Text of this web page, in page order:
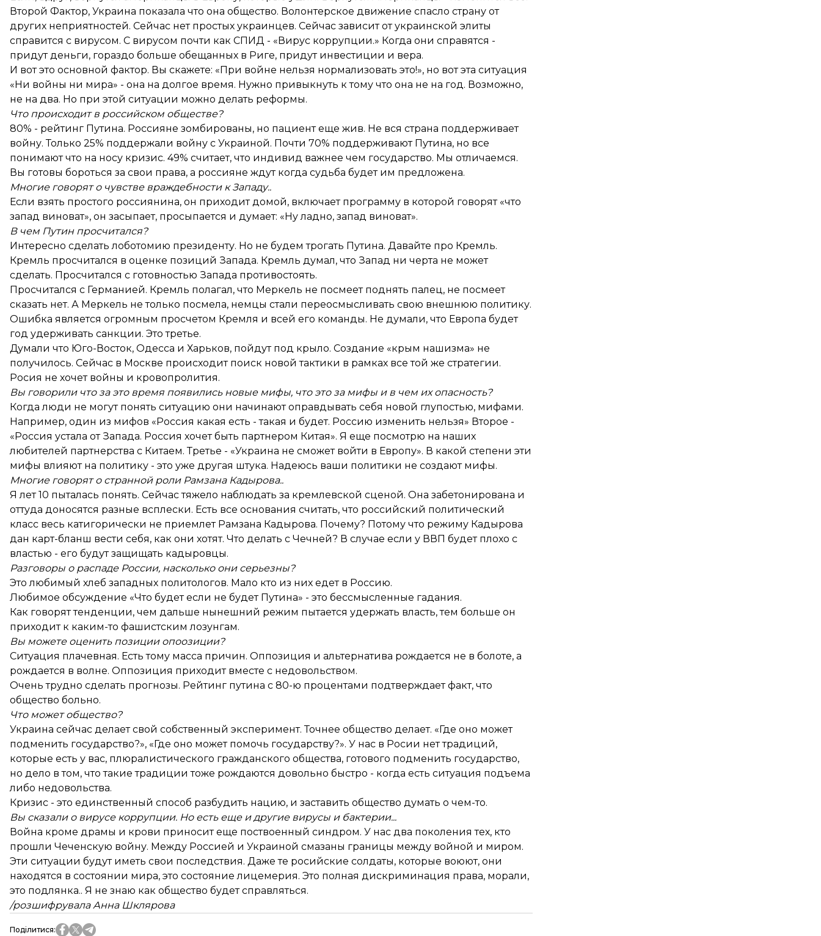
Второй Фактор, Украина показала что она общество. Волонтерское движение спасло страну от
других неприятностей. Сейчас нет простых украинцев. Сейчас зависит от украинской элиты
справится с вирусом. С вирусом почти как СПИД - «Вирус коррупции.» Когда они справятся -
придут деньги, гораздо больше обещанных в Риге, придут инвестиции и вера.
И вот это основной фактор. Вы скажете: «При войне нельзя нормализовать это!», но вот эта ситуация
«Ни войны ни мира» - она на долгое время. Нужно привыкнуть к тому что она не на год. Возможно,
не на два. Но при этой ситуации можно делать реформы.
Что происходит в российском обществе?
80% - рейтинг Путина. Россияне зомбированы, но пациент еще жив. Не вся страна поддерживает
войну. Только 25% поддержали войну с Украиной. Почти 70% поддерживают Путина, но все
понимают что на носу кризис. 49% считает, что индивид важнее чем государство. Мы отличаемся.
Вы готовы бороться за свои права, а россияне ждут когда судьба будет им предложена.
Многие говорят о чувстве враждебности к Западу..
Если взять простого россиянина, он приходит домой, включает программу в которой говорят «что
запад виноват», он засыпает, просыпается и думает: «Ну ладно, запад виноват».
В чем Путин просчитался?
Интересно сделать лоботомию президенту. Но не будем трогать Путина. Давайте про Кремль.
Кремль просчитался в оценке позиций Запада. Кремль думал, что Запад ни черта не может
сделать. Просчитался с готовностью Запада противостоять.
Просчитался с Германией. Кремль полагал, что Меркель не посмеет поднять палец, не посмеет
сказать нет. А Меркель не только посмела, немцы стали переосмысливать свою внешнюю политику.
Ошибка является огромным просчетом Кремля и всей его команды. Не думали, что Европа будет
год удерживать санкции. Это третье.
Думали что Юго-Восток, Одесса и Харьков, пойдут под крыло. Создание «крым нашизма» не
получилось. Сейчас в Москве происходит поиск новой тактики в рамках все той же стратегии.
Росия не хочет войны и кровопролития.
Вы говорили что за это время появились новые мифы, что это за мифы и в чем их опасность?
Когда люди не могут понять ситуацию они начинают оправдывать себя новой глупостью, мифами.
Например, один из мифов «Россия какая есть - такая и будет. Россию изменить нельзя» Второе -
«Россия устала от Запада. Россия хочет быть партнером Китая». Я еще посмотрю на наших
любителей партнерства с Китаем. Третье - «Украина не сможет войти в Европу». В какой степени эти
мифы влияют на политику - это уже другая штука. Надеюсь ваши политики не создают мифы.
Многие говорят о странной роли Рамзана Кадырова..
Я лет 10 пыталась понять. Сейчас тяжело наблюдать за кремлевской сценой. Она забетонирована и
оттуда доносятся разные всплески. Есть все основания считать, что российский политический
класс весь катигорически не приемлет Рамзана Кадырова. Почему? Потому что режиму Кадырова
дан карт-бланш вести себя, как они хотят. Что делать с Чечней? В случае если у ВВП будет плохо с
властью - его будут защищать кадыровцы.
Разговоры о распаде России, насколько они серьезны?
Это любимый хлеб западных политологов. Мало кто из них едет в Россию.
Любимое обсуждение «Что будет если не будет Путина» - это бессмысленные гадания.
Как говорят тенденции, чем дальше нынешний режим пытается удержать власть, тем больше он
приходит к каким-то фашистским лозунгам.
Вы можете оценить позиции опоозиции?
Ситуация плачевная. Есть тому масса причин. Оппозиция и альтернатива рождается не в болоте, а
рождается в волне. Оппозиция приходит вместе с недовольством.
Очень трудно сделать прогнозы. Рейтинг путина с 80-ю процентами подтверждает факт, что
общество больно.
Что может общество?
Украина сейчас делает свой собственный эксперимент. Точнее общество делает. «Где оно может
подменить государство?», «Где оно может помочь государству?». У нас в Росии нет традиций,
которые есть у вас, плюралистического гражданского общества, готового подменить государство,
но дело в том, что такие традиции тоже рождаются довольно быстро - когда есть ситуация подъема
либо недовольства.
Кризис - это единственный способ разбудить нацию, и заставить общество думать о чем-то.
Вы сказали о вирусе коррупции. Но есть еще и другие вирусы и бактерии...
Война кроме драмы и крови приносит еще поствоенный синдром. У нас два поколения тех, кто
прошли Чеченскую войну. Между Россией и Украиной смазаны границы между войной и миром.
Эти ситуации будут иметь свои последствия. Даже те росийские солдаты, которые воюют, они
находятся в состоянии мира, это состояние лицемерия. Это полная дискриминация права, морали,
это подлянка.. Я не знаю как общество будет справляться.
/розшифрувала Анна Шклярова
Поділитися: